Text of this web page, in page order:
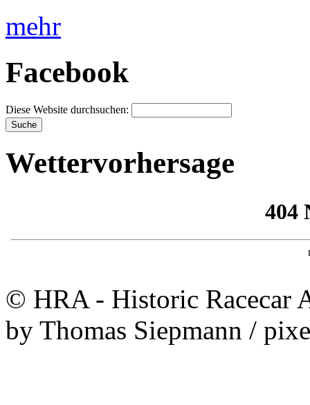
mehr
Facebook
Diese Website durchsuchen:
Wettervorhersage
© HRA - Historic Racecar
by Thomas Siepmann /